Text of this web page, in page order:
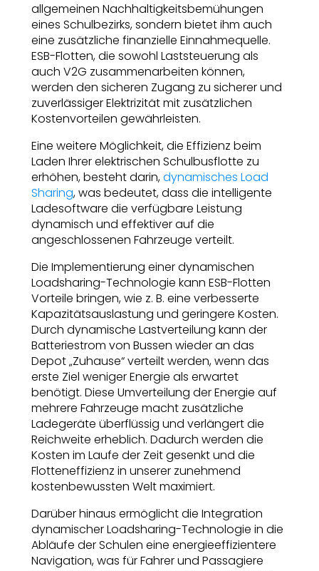
allgemeinen Nachhaltigkeitsbemühungen
eines Schulbezirks, sondern bietet ihm auch
eine zusätzliche finanzielle Einnahmequelle.
ESB-Flotten, die sowohl Laststeuerung als
auch V2G zusammenarbeiten können,
werden den sicheren Zugang zu sicherer und
zuverlässiger Elektrizität mit zusätzlichen
Kostenvorteilen gewährleisten.
Eine weitere Möglichkeit, die Effizienz beim
Laden Ihrer elektrischen Schulbusflotte zu
erhöhen, besteht darin,dynamisches Load
Sharing, was bedeutet, dass die intelligente
Ladesoftware die verfügbare Leistung
dynamisch und effektiver auf die
angeschlossenen Fahrzeuge verteilt.
Die Implementierung einer dynamischen
Loadsharing-Technologie kann ESB-Flotten
Vorteile bringen, wie z. B. eine verbesserte
Kapazitätsauslastung und geringere Kosten.
Durch dynamische Lastverteilung kann der
Batteriestrom von Bussen wieder an das
Depot „Zuhause“ verteilt werden, wenn das
erste Ziel weniger Energie als erwartet
benötigt. Diese Umverteilung der Energie auf
mehrere Fahrzeuge macht zusätzliche
Ladegeräte überflüssig und verlängert die
Reichweite erheblich. Dadurch werden die
Kosten im Laufe der Zeit gesenkt und die
Flotteneffizienz in unserer zunehmend
kostenbewussten Welt maximiert.
Darüber hinaus ermöglicht die Integration
dynamischer Loadsharing-Technologie in die
Abläufe der Schulen eine energieeffizientere
Navigation, was für Fahrer und Passagiere